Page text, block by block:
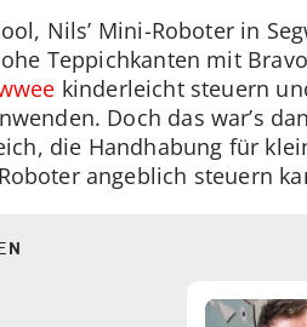
Nils’ Mini-Roboter in
Teppichkanten mit
kinderleicht steuern
Doch das war’s
die Handhabung für
angeblich steuern